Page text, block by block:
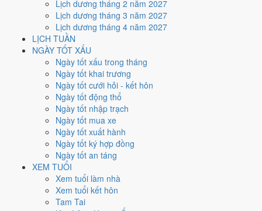
Lịch dương tháng 2 năm 2027
Lịch dương tháng 3 năm 2027
Lịch dương tháng 4 năm 2027
LỊCH TUẦN
NGÀY TỐT XẤU
Ngày tốt xấu trong tháng
Ngày tốt khai trương
Ngày tốt cưới hỏi - kết hôn
Ngày tốt động thổ
Ngày tốt nhập trạch
Ngày tốt mua xe
Ngày tốt xuất hành
Ngày tốt ký hợp đồng
Ngày tốt an táng
XEM TUỔI
Xem tuổi làm nhà
Xem tuổi kết hôn
Tam Tai
Tân Mùi- Chi sinh Can, Trực Bình, Sao Trương, nạp âm Lộ
Bàng Thổ. Tổng hòa, đây làNgày Hungvới điểm trung bình
cho các việc quan trọng. Giờ Hoàng Đạo trong ngày:
Thân, Tuất, Hợi.
Ngày Dương
Tháng 4 năm 2026
Tháng 3 âm năm 2026
Tiết Cốc Vũ
Mậu Tý